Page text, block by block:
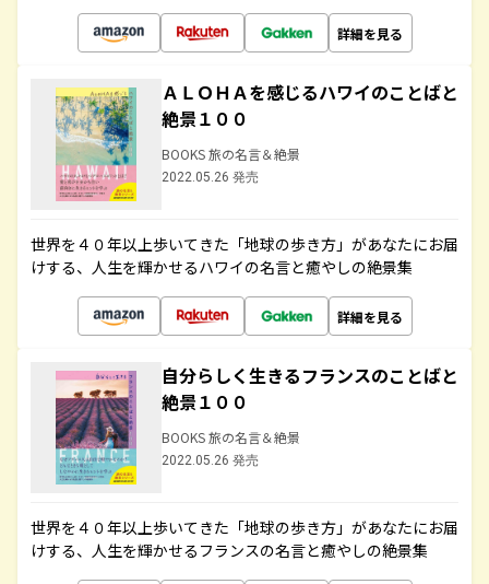
詳細を見る
ＡＬＯＨＡを感じるハワイのことばと
絶景１００
BOOKS 旅の名言＆絶景
2022.05.26 発売
世界を４０年以上歩いてきた「地球の歩き方」があなたにお届
けする、人生を輝かせるハワイの名言と癒やしの絶景集
詳細を見る
自分らしく生きるフランスのことばと
絶景１００
BOOKS 旅の名言＆絶景
2022.05.26 発売
世界を４０年以上歩いてきた「地球の歩き方」があなたにお届
けする、人生を輝かせるフランスの名言と癒やしの絶景集